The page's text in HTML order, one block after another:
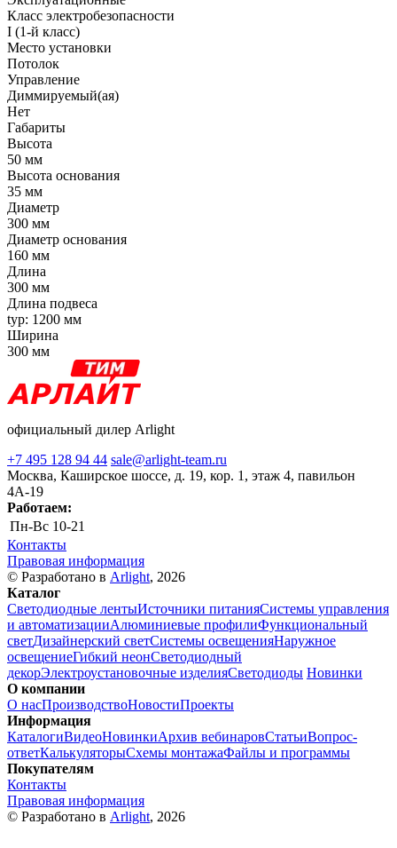
Класс электробезопасности
I (1-й класс)
Место установки
Потолок
Управление
Диммируемый(ая)
Нет
Габариты
Высота
50 мм
Высота основания
35 мм
Диаметр
300 мм
Диаметр основания
160 мм
Длина
300 мм
Длина подвеса
typ: 1200 мм
Ширина
300 мм
официальный дилер Arlight
+7 495 128 94 44 sale@arlight-team.ru
Москва, Каширское шоссе, д. 19, кор. 1, этаж 4, павильон
4А-19
Работаем:
Пн-Вс 10-21
Контакты
Правовая информация
© Разработано в Arlight, 2026
Каталог
Светодиодные лентыИсточники питанияСистемы управления
и автоматизацииАлюминиевые профилиФункциональный
светДизайнерский светСистемы освещенияНаружное
освещениеГибкий неонСветодиодный
декорЭлектроустановочные изделияСветодиоды Новинки
О компании
О насПроизводствоНовостиПроекты
Информация
КаталогиВидеоНовинкиАрхив вебинаровСтатьиВопрос-
ответКалькуляторыСхемы монтажаФайлы и программы
Покупателям
Контакты
Правовая информация
© Разработано в Arlight, 2026